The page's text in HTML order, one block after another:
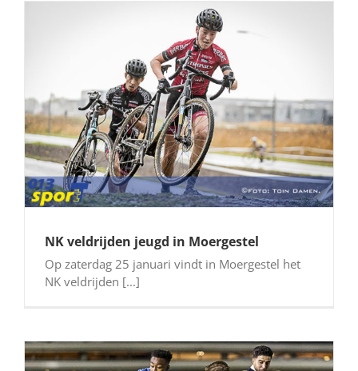
NK veldrijden jeugd in Moergestel
Op zaterdag 25 januari vindt in Moergestel het
NK veldrijden [...]